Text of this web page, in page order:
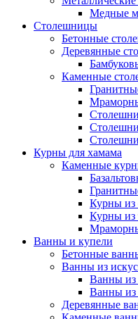
Медные
Столешницы
Бетонные
Деревянные
Каменные
Курны для хамама
Каменные
Курны из
Курны из
Ванны и купели
Бетонные
Ванны из
Ванны из
Ванны из
Деревянные